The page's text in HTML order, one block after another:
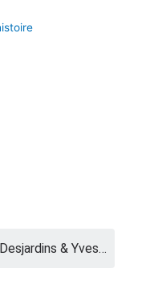
& Yves…